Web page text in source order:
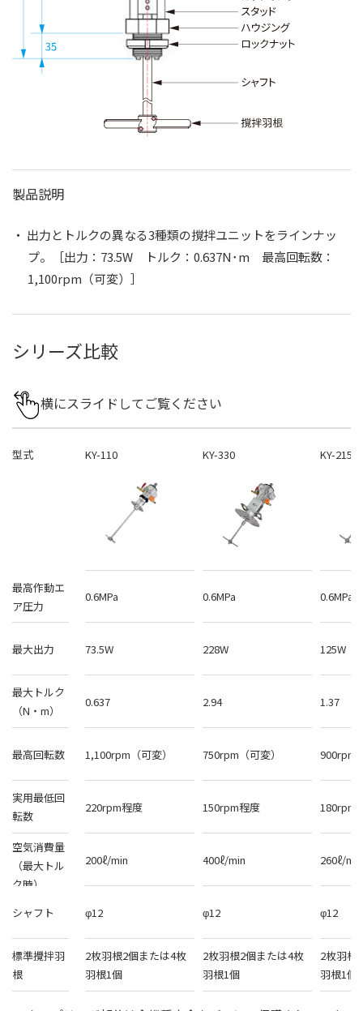
製品説明
・ 出力とトルクの異なる3種類の撹拌ユニットをラインナッ
プ。［出力：73.5W トルク：0.637N･m 最高回転数：
1,100rpm（可変）］
シリーズ比較
横にスライドしてご覧ください
型式 KY-110 KY-330 KY-215
最高作動エ
ア圧力
0.6MPa 0.6MPa 0.6MPa
最大出力 73.5W 228W 125W
最大トルク
（N・m）
0.637 2.94 1.37
最高回転数 1,100rpm（可変） 750rpm（可変） 900rpm
実用最低回
転数
220rpm程度 150rpm程度 180rpm
空気消費量
（最大トル
ク時）
200ℓ/min 400ℓ/min 260ℓ/min
シャフト φ12 φ12 φ12
標準攪拌羽
根
2枚羽根2個または4枚
羽根1個
2枚羽根2個または4枚
羽根1個
2枚羽根
羽根1個